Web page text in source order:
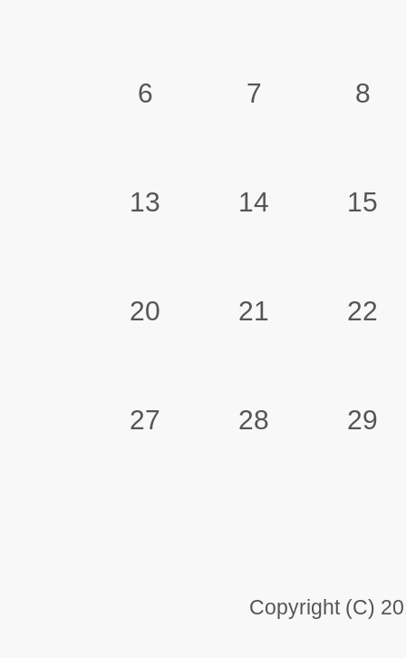
6 7 8
13 14 15
20 21 22
27 28 29
Copyright (C)